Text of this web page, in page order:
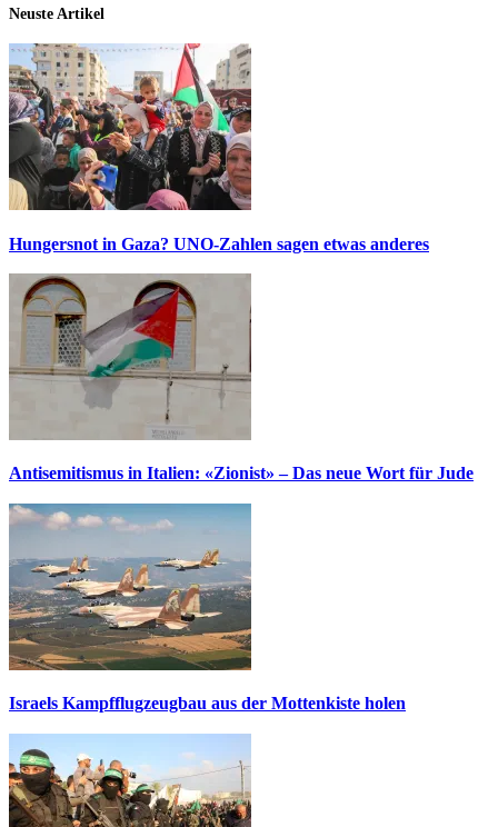
Neuste Artikel
Hungersnot in Gaza? UNO-Zahlen sagen etwas anderes
Antisemitismus in Italien: «Zionist» – Das neue Wort für Jude
Israels Kampfflugzeugbau aus der Mottenkiste holen